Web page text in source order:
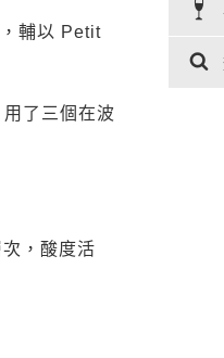
輔以 Petit
了三個在波
，酸度活